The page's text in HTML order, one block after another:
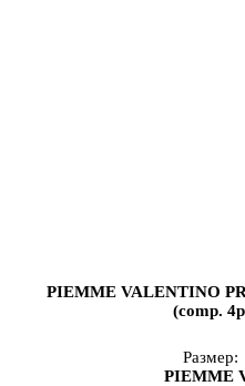
PIEMME VALENTINO
(comp.
Размер:
PIEMME